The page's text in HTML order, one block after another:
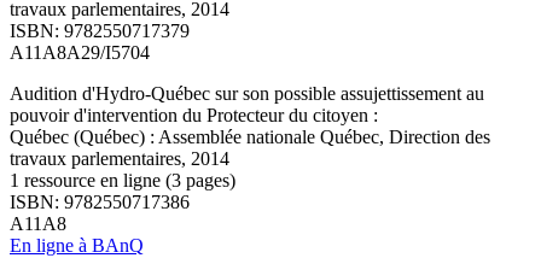
travaux parlementaires, 2014
ISBN: 9782550717379
A11A8A29/I5704
Audition d'Hydro-Québec sur son possible assujettissement au
pouvoir d'intervention du Protecteur du citoyen :
Québec (Québec) : Assemblée nationale Québec, Direction des
travaux parlementaires, 2014
1 ressource en ligne (3 pages)
ISBN: 9782550717386
A11A8
En ligne à BAnQ